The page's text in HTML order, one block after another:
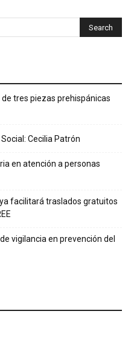
de tres piezas prehispánicas
Cecilia Patrón
en atención a personas
facilitará traslados gratuitos
vigilancia en prevención del